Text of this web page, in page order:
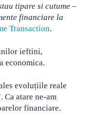
tipare si cutume –
financiare la
Transaction.
ieftini,
economica.
evoluțiile reale
Ca atare ne-am
financiare.